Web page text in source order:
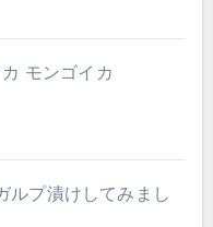
モンゴイカ
ルプ漬けしてみまし